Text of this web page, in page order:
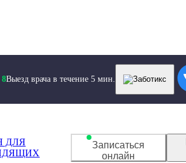
8Выезд врача в течение 5 мин.
Записаться
онлайн